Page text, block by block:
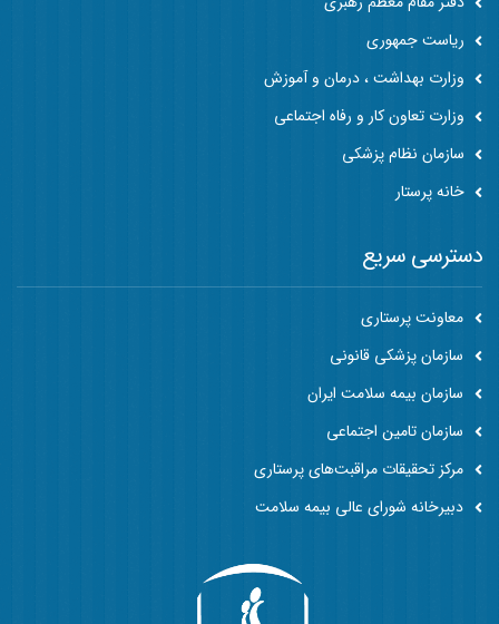
ریاست جمهوری
وزارت بهداشت ، درمان و آموزش
وزارت تعاون کار و رفاه اجتماعی
سازمان نظام پزشکی
خانه پرستار
دسترسی سریع
معاونت پرستاری
سازمان پزشکی قانونی
سازمان بیمه سلامت ایران
سازمان تامین اجتماعی
مرکز تحقیقات مراقبت‌های پرستاری
دبیرخانه شورای عالی بیمه سلامت